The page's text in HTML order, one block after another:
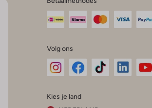
Volg ons
InstagramFacebook
Kies je land